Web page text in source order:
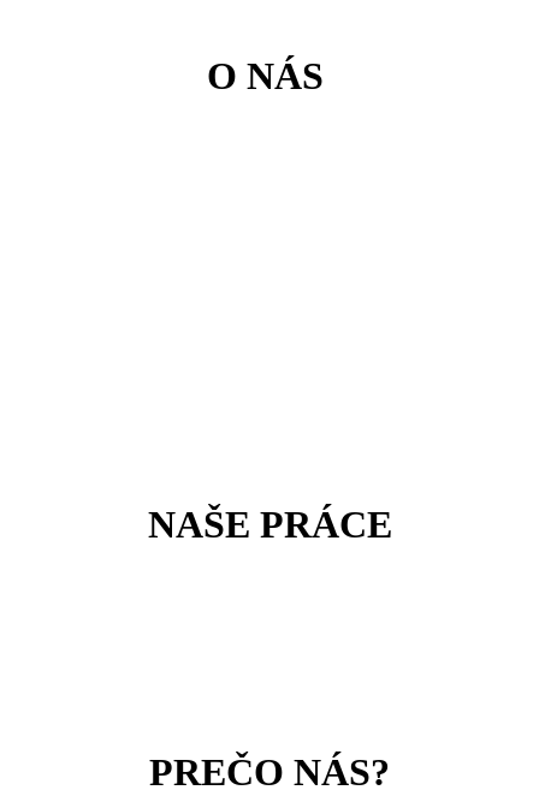
O NÁS
NAŠE PRÁCE
PREČO NÁS?